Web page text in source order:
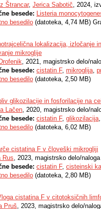
Štrancar, Jerica Sabotič, 2024,
besede: Listeria
besedilo (datoteka, 4,74 MB)
lokalizacija, izločanje
mikroglije
, 2021, magistrsko delo/
besede: cistatin F, mikroglija,
besedilo (datoteka, 2,50 MB)
glikozilacije in fosforilacije na
Lačen, 2020, magistrsko delo/
besede: cistatin F, glikozilacija
besedilo (datoteka, 6,02 MB)
cistatina F v človeški mikrogliji
Rus, 2023, magistrsko delo/naloga
besede: cistatin F, cisteinski
besedilo (datoteka, 2,80 MB)
cistatina F v citotoksičnih
Pruš, 2023, magistrsko delo/